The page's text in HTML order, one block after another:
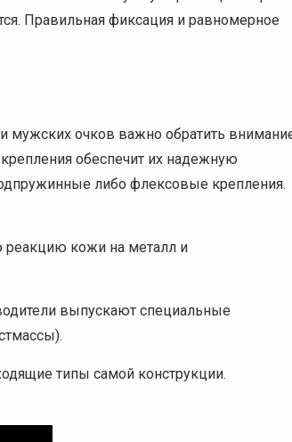
Правильная фиксация и равномерное
мужских очков важно обратить
обеспечит их надежную
либо флексовые крепления.
кожи на металл и
выпускают специальные
типы самой конструкции.